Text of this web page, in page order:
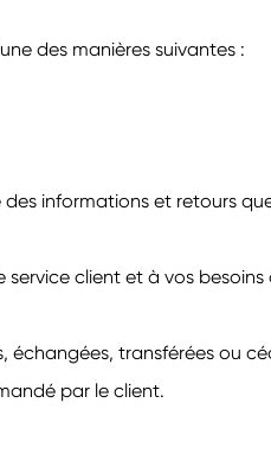
des manières suivantes :
informations et retours
client et à vos besoins
échangées, transférées ou
par le client.